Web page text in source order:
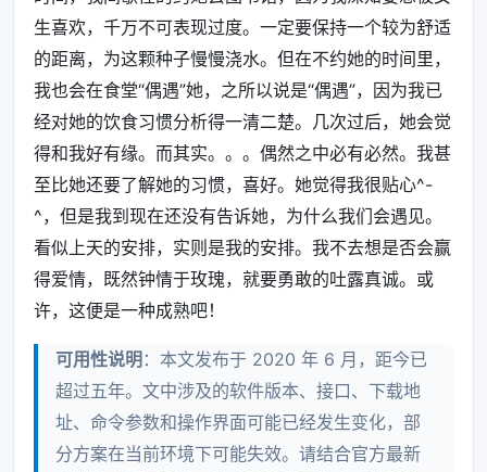
生喜欢，千万不可表现过度。一定要保持一个较为舒适
的距离，为这颗种子慢慢浇水。但在不约她的时间里，
我也会在食堂“偶遇”她，之所以说是“偶遇”，因为我已
经对她的饮食习惯分析得一清二楚。几次过后，她会觉
得和我好有缘。而其实。。。偶然之中必有必然。我甚
至比她还要了解她的习惯，喜好。她觉得我很贴心^-
^，但是我到现在还没有告诉她，为什么我们会遇见。
看似上天的安排，实则是我的安排。我不去想是否会赢
得爱情，既然钟情于玫瑰，就要勇敢的吐露真诚。或
许，这便是一种成熟吧！
可用性说明：本文发布于 2020 年 6 月，距今已
超过五年。文中涉及的软件版本、接口、下载地
址、命令参数和操作界面可能已经发生变化，部
分方案在当前环境下可能失效。请结合官方最新